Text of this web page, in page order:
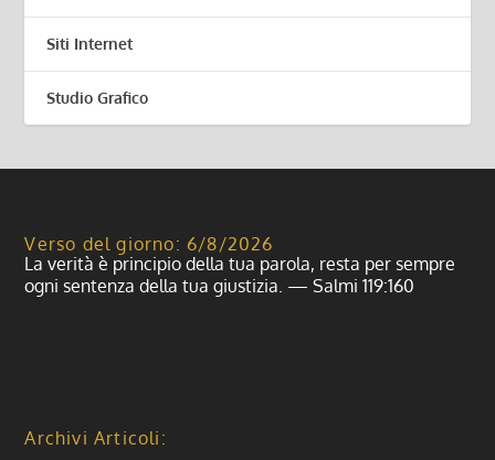
Siti Internet
Studio Grafico
Verso del giorno: 6/8/2026
La verità è principio della tua parola, resta per sempre
ogni sentenza della tua giustizia. — Salmi 119:160
Archivi Articoli: